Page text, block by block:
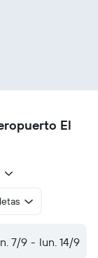
El
7/9 - lun. 14/9